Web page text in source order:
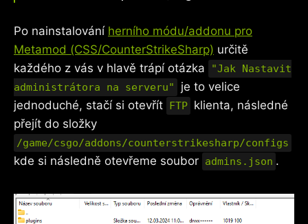
Po nainstalování herního módu/addonu pro
Metamod (CSS/CounterStrikeSharp) určitě
každého z vás v hlavě trápí otázka
"Jak Nastavit
administrátora na serveru"
je to velice
jednoduché, stačí si otevřít FTP klienta, následné
přejít do složky
/game/csgo/addons/counterstrikesharp/configs
kde si následně otevřeme soubor admins.json .